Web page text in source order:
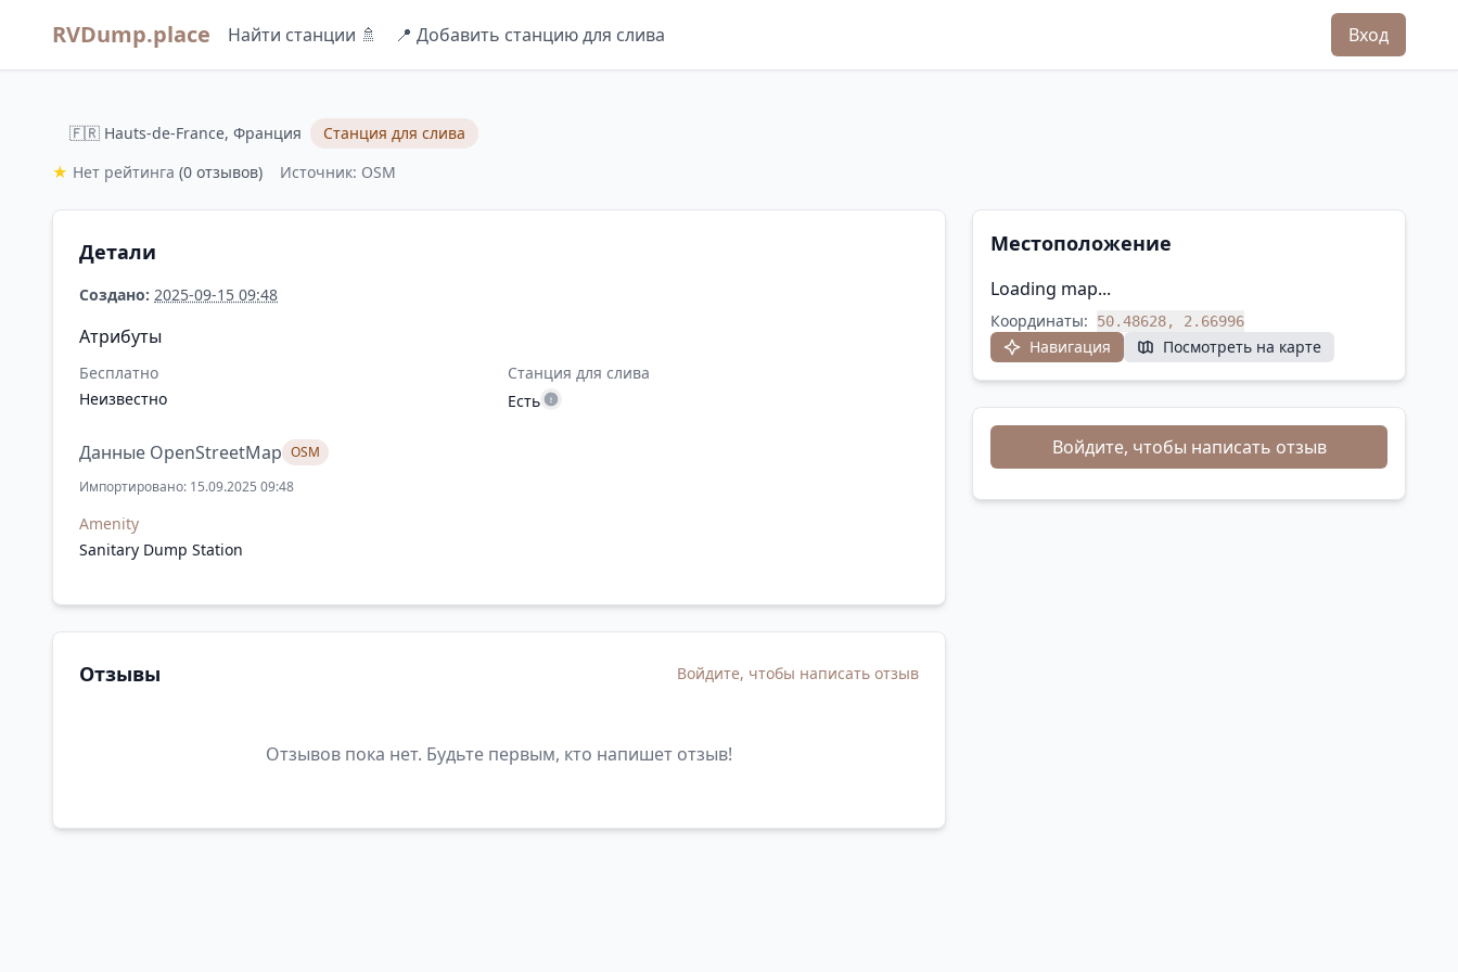
RVDump.place Найти станции 🚿 📍 Добавить станцию для слива Вход
🇫🇷 Hauts-de-France, Франция
Станция для слива
★ Нет рейтинга (0 отзывов) Источник: OSM
Детали
Создано: 2025-09-15 09:48
Атрибуты
Бесплатно
Неизвестно
Станция для слива
Есть
Данные OpenStreetMap OSM
Импортировано: 15.09.2025 09:48
Amenity
Sanitary Dump Station
Отзывы Войдите, чтобы написать отзыв
Отзывов пока нет. Будьте первым, кто напишет отзыв!
Местоположение
Loading map...
Координаты: 50.48628, 2.66996
Навигация Посмотреть на карте
Войдите, чтобы написать отзыв